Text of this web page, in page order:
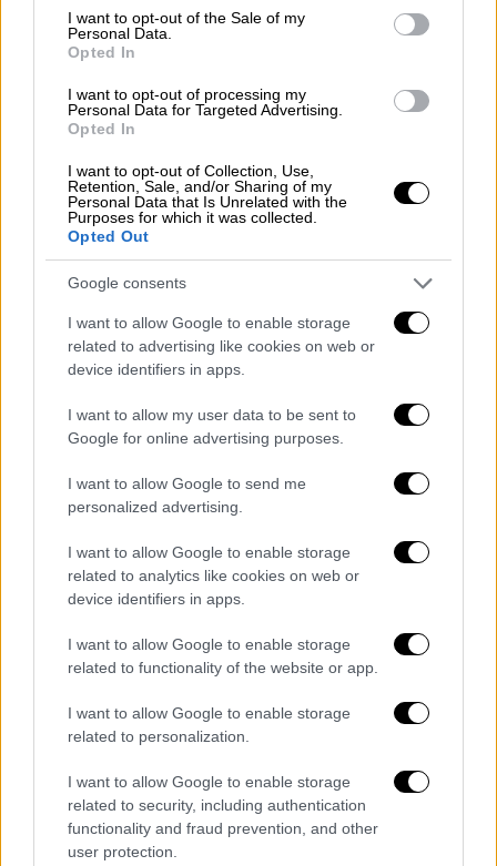
consent section.
I want to opt-out of the Sale of my
Personal Data.
Opted In
I want to opt-out of processing my
Personal Data for Targeted Advertising.
Opted In
I want to opt-out of Collection, Use,
Retention, Sale, and/or Sharing of my
Personal Data that Is Unrelated with the
Purposes for which it was collected.
Opted Out
Google consents
I want to allow Google to enable storage
related to advertising like cookies on web or
device identifiers in apps.
I want to allow my user data to be sent to
Google for online advertising purposes.
I want to allow Google to send me
personalized advertising.
I want to allow Google to enable storage
related to analytics like cookies on web or
device identifiers in apps.
I want to allow Google to enable storage
related to functionality of the website or app.
I want to allow Google to enable storage
related to personalization.
I want to allow Google to enable storage
related to security, including authentication
functionality and fraud prevention, and other
user protection.
αποτέλεσμα.Η Άννα Ζηρδέλη, ο Γιώργος
Σκρομπόλας, o Κωνσταντίνος Αρτσίτας, η
Βάσω Μητρομάρα και η Ευαγγελίνα Βόσνου
δίνουν καθημερινά το δικό τους
τους καλημέρα με ενδιαφέρουσες απόψεις
και ξεχωριστές ειδήσεις.
όσα μας απασχολούν είναι εδώ!
Αποκλειστικά ρεπορτάζ, συνεντεύξεις με
αγαπημένα πρόσωπα, lifestyle news, αλλά και
η τρέχουσα επικαιρότηταέρχονται σε
πρώτο πλάνο στη νέα ψυχαγωγική εκπομπή
του OPEN και δίνουν παλμό στην
καθημερινότητά μας, όπου κι αν
Γιατί όταν η τηλεόραση γίνεται παρέα και το
καλοκαίρι γίνεται αίσθηση,το ραντεβού